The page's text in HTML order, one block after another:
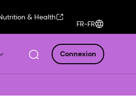
& Health
FR-FR
Connexion